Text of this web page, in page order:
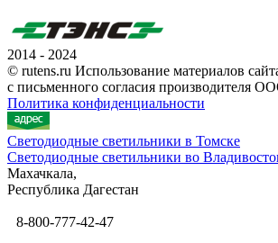
2014 - 2024
© rutens.ru Использование материалов
с письменного согласия производителя
Политика конфиденциальности
Светодиодные светильники в Томске
Светодиодные светильники во
Махачкала,
Республика Дагестан
8-800-777-42-47